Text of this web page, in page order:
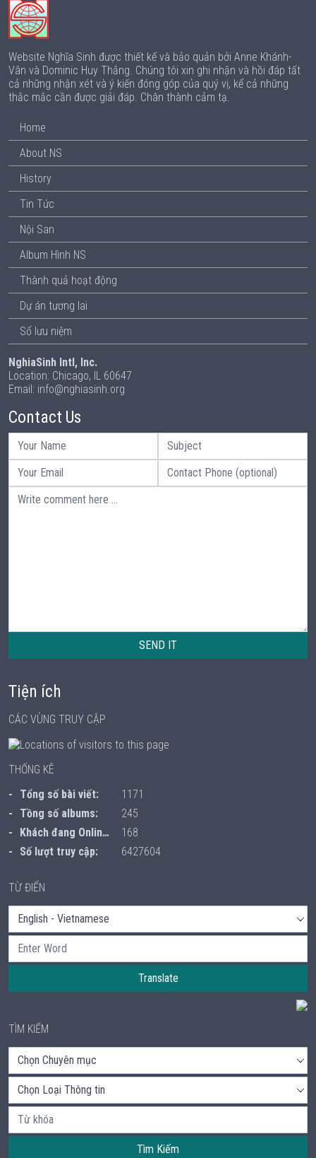
Website Nghĩa Sinh được thiết kế và bảo quản bởi Anne Khánh-
Vân và Dominic Huy Thắng. Chúng tôi xin ghi nhận và hồi đáp tất
cả những nhận xét và ý kiến đóng góp của quý vị, kể cả những
thắc mắc cần được giải đáp. Chân thành cảm tạ.
Home
About NS
History
Tin Tức
Nội San
Album Hình NS
Thành quả hoạt động
Dự án tương lai
Sổ lưu niệm
NghiaSinh Intl, Inc.
Location: Chicago, IL 60647
Email: info@nghiasinh.org
Contact Us
SEND IT
Tiện ích
CÁC VÙNG TRUY CẬP
THỐNG KÊ
Tổng số bài viết:
1171
Tồng số albums:
245
Khách đang Online:
168
Số lượt truy cập:
6427604
TỪ ĐIỂN
Translate
TÌM KIẾM
Tìm Kiếm